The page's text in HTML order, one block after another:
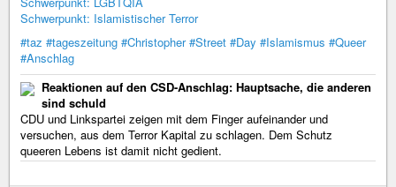
Schwerpunkt: Islamistischer Terror
#taz #tageszeitung #Christopher #Street #Day #Islamismus #Queer
#Anschlag
Reaktionen auf den CSD-Anschlag: Hauptsache, die anderen
sind schuld
CDU und Linkspartei zeigen mit dem Finger aufeinander und
versuchen, aus dem Terror Kapital zu schlagen. Dem Schutz
queeren Lebens ist damit nicht gedient.